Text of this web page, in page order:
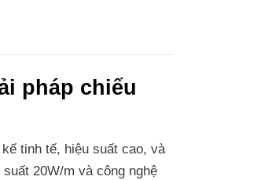
pháp chiếu
tinh tế, hiệu suất cao, và
20W/m và công nghệ